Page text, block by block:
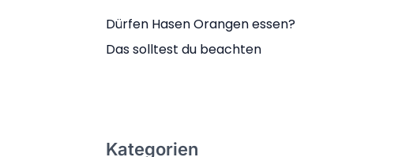
Dürfen Hasen Orangen essen?
Das solltest du beachten
Kategorien